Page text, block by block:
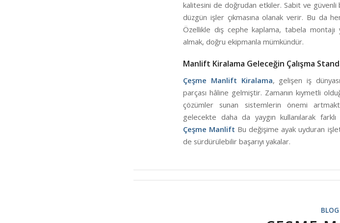
kalitesini de doğrudan etkiler. Sabit ve güvenli
düzgün işler çıkmasına olanak verir. Bu da
Özellikle dış cephe kaplama, tabela
almak, doğru ekipmanla mümkündür.
Manlift Kiralama Geleceğin Çalışma
Çeşme Manlift Kiralama, gelişen iş
parçası hâline gelmiştir. Zamanın kıymetli
çözümler sunan sistemlerin önemi
gelecekte daha da yaygın kullanılarak
Çeşme Manlift Bu değişime ayak uyduran
de sürdürülebilir başarıyı yakalar.
BLOG